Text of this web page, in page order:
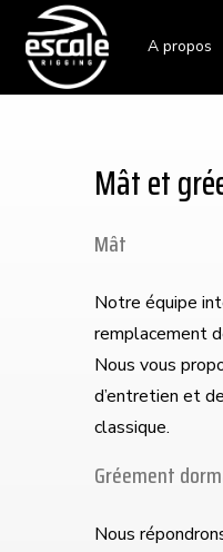
A propos
Mât et
Mât
Notre équipe
remplacement
Nous vous
d’entretien et
classique.
Gréement
Nous